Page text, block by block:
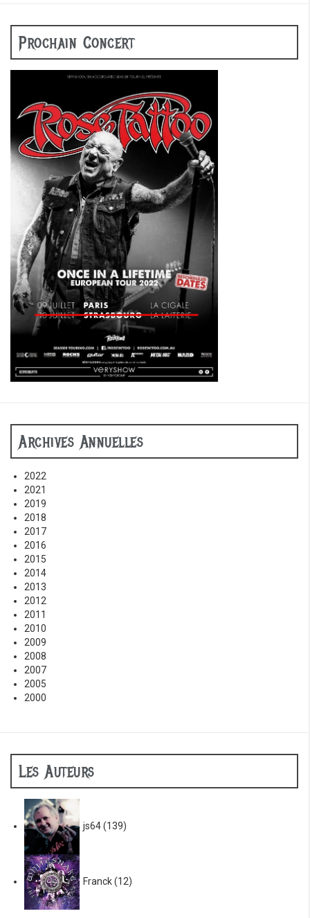
Prochain Concert
Archives Annuelles
2022
2021
2019
2018
2017
2016
2015
2014
2013
2012
2011
2010
2009
2008
2007
2005
2000
Les Auteurs
js64(139)
Franck(12)